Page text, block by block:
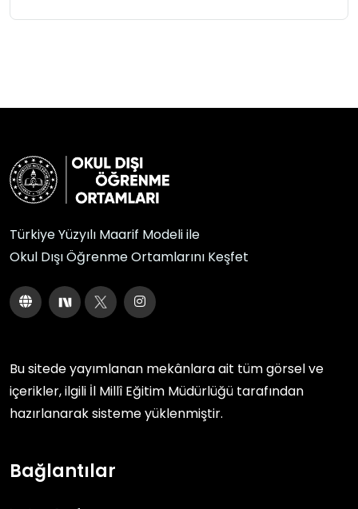
Türkiye Yüzyılı Maarif Modeli ile
Okul Dışı Öğrenme Ortamlarını Keşfet
Bu sitede yayımlanan mekânlara ait tüm görsel ve
içerikler, ilgili İl Millî Eğitim Müdürlüğü tarafından
hazırlanarak sisteme yüklenmiştir.
Bağlantılar